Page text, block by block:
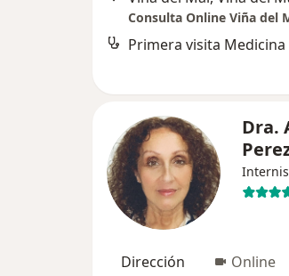
Consulta Online Viña del
Primera visita
Dra.
Dirección Online